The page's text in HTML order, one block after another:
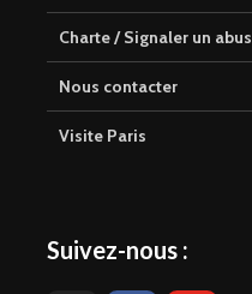
Charte / Signaler un abus
Nous contacter
Visite Paris
Suivez-nous :